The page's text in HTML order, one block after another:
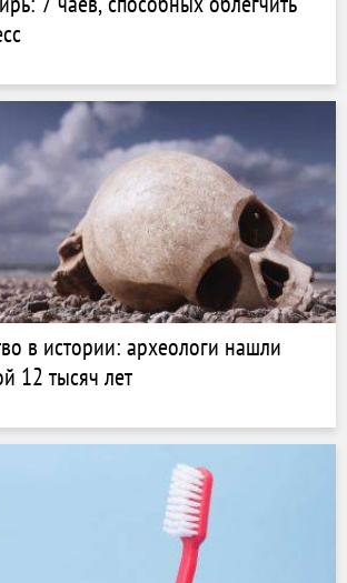
в истории: археологи нашли
12 тысяч лет